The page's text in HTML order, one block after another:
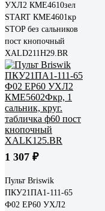
УХЛ2 КМЕ4610зел
START КМЕ4601кр
STOP без сальников
пост кнопочный
XALD211H29.BR
1 307 ₽
Пульт Briswik
ПКУ21ПА1-111-65
Ф02 ЕР60 УХЛ2